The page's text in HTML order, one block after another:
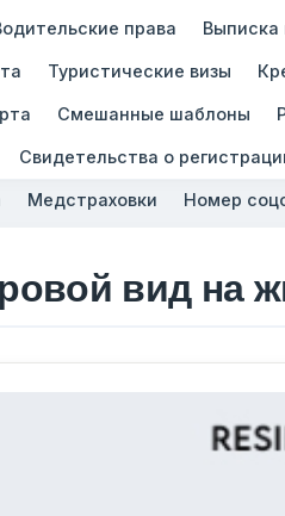
права Выписка
Туристические визы
Смешанные шаблоны
Свидетельства о
Медстраховки Номер
вид на